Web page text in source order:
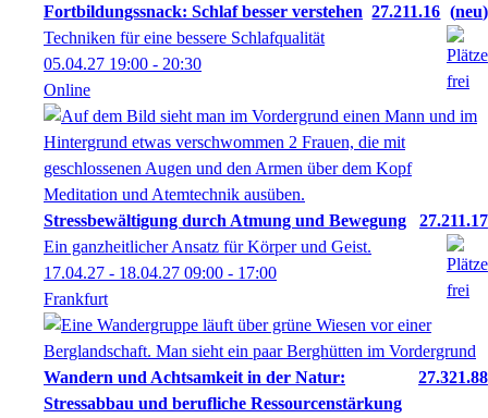
Fortbildungssnack: Schlaf besser verstehen 27.211.16
neu
Techniken für eine bessere Schlafqualität
05.04.27 19:00 - 20:30
Online
Stressbewältigung durch Atmung und Bewegung
27.211.17
Ein ganzheitlicher Ansatz für Körper und Geist.
17.04.27 - 18.04.27 09:00 - 17:00
Frankfurt
Wandern und Achtsamkeit in der Natur:
Stressabbau und berufliche Ressourcenstärkung
27.321.88